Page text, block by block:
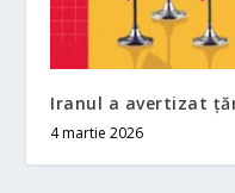
Iranul a avertizat
4 martie 2026